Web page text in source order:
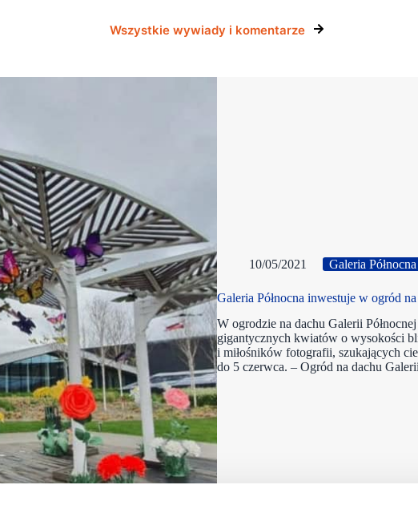
Wszystkie wywiady i komentarze
10/05/2021 Galeria Północna
Galeria Północna inwestuje w ogród
W ogrodzie na dachu Galerii
gigantycznych kwiatów o wysokości
i miłośników fotografii, szukających
do 5 czerwca. – Ogród na dachu